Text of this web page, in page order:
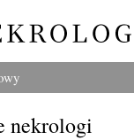
nekrologi